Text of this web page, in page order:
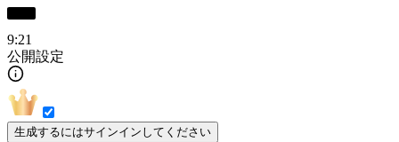
9:21
公開設定
生成するにはサインインしてください